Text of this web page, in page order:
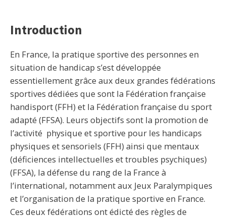
Introduction
En France, la pratique sportive des personnes en
situation de handicap s’est développée
essentiellement grâce aux deux grandes fédérations
sportives dédiées que sont la Fédération française
handisport (FFH) et la Fédération française du sport
adapté (FFSA). Leurs objectifs sont la promotion de
l’activité physique et sportive pour les handicaps
physiques et sensoriels (FFH) ainsi que mentaux
(déficiences intellectuelles et troubles psychiques)
(FFSA), la défense du rang de la France à
l’international, notamment aux Jeux Paralympiques
et l’organisation de la pratique sportive en France.
Ces deux fédérations ont édicté des règles de